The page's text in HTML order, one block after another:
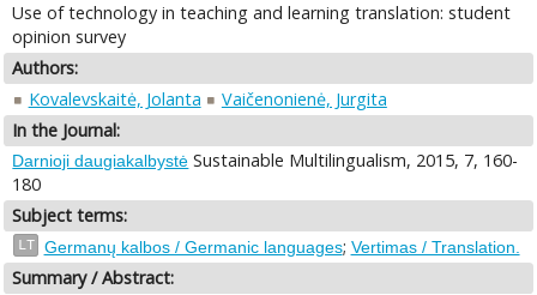
Use of technology in teaching and learning translation: student
opinion survey
Authors:
Kovalevskaitė, Jolanta
Vaičenonienė, Jurgita
In the Journal:
Darnioji daugiakalbystė Sustainable Multilingualism, 2015, 7, 160-
180
Subject terms:
LT Germanų kalbos / Germanic languages; Vertimas / Translation.
Summary / Abstract: